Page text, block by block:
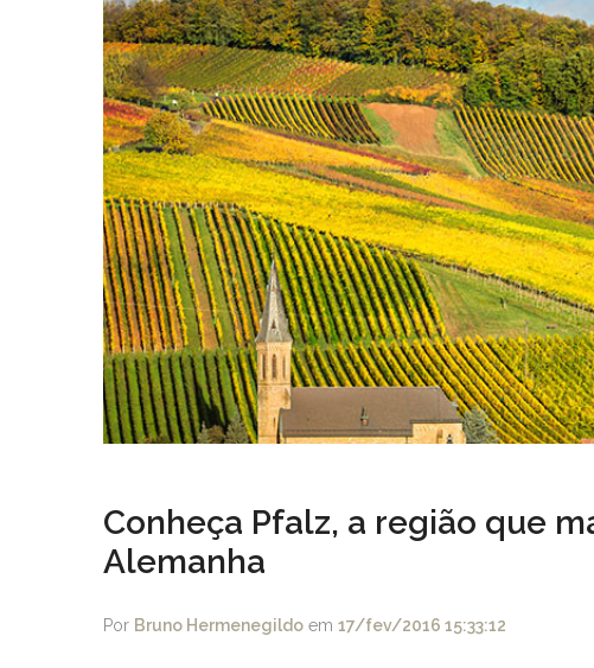
Conheça Pfalz, a região que
Alemanha
Por Bruno Hermenegildo em 17/fev/2016 15:33:12